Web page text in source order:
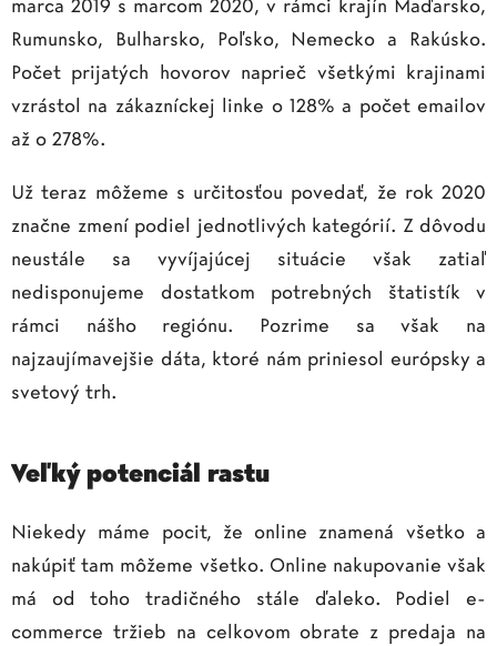
marca 2019 s marcom 2020, v rámci krajín Maďarsko,
Rumunsko, Bulharsko, Poľsko, Nemecko a Rakúsko.
Počet prijatých hovorov naprieč všetkými krajinami
vzrástol na zákazníckej linke o 128% a počet emailov
až o 278%.
Už teraz môžeme s určitosťou povedať, že rok 2020
značne zmení podiel jednotlivých kategórií. Z dôvodu
neustále sa vyvíjajúcej situácie však zatiaľ
nedisponujeme dostatkom potrebných štatistík v
rámci nášho regiónu. Pozrime sa však na
najzaujímavejšie dáta, ktoré nám priniesol európsky a
svetový trh.
Veľký potenciál rastu
Niekedy máme pocit, že online znamená všetko a
nakúpiť tam môžeme všetko. Online nakupovanie však
má od toho tradičného stále ďaleko. Podiel e-
commerce tržieb na celkovom obrate z predaja na